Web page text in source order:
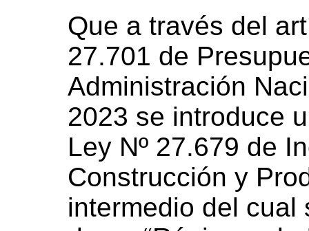
Que a través del
27.701 de
Administración
2023 se introduce
Ley Nº 27.679 de
Construcción y
intermedio del cual